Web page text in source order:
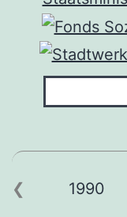
1990